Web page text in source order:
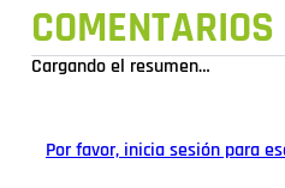
COMENTARIOS
Cargando el resumen…
Por favor, inicia sesión para